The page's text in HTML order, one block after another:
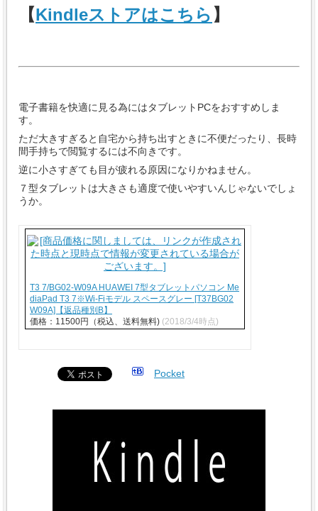
【Kindleストアはこちら 】
電子書籍を快適に見る為にはタブレットPCをおすすめしま
す。
ただ大きすぎると自宅から持ち出すときに不便だったり、長時
間手持ちで閲覧するには不向きです。
逆に小さすぎても目が疲れる原因になりかねません。
７型タブレットは大きさも適度で使いやすいんじゃないでしょ
うか。
T3 7/BG02-W09A HUAWEI 7型タブレットパソコン Me
diaPad T3 7※Wi-Fiモデル スペースグレー [T37BG02
W09A]【返品種別B】
価格：11500円（税込、送料無料) (2018/3/4時点)
Pocket